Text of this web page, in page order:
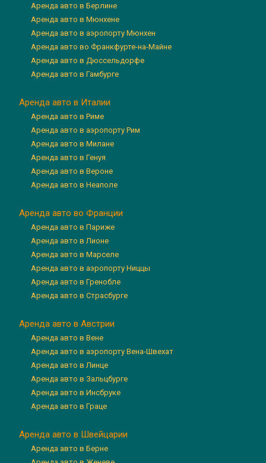
Аренда авто в Берлине
Аренда авто в Мюнхене
Аренда авто в аэропорту Мюнхен
Аренда авто во Франкфурте-на-Майне
Аренда авто в Дюссельдорфе
Аренда авто в Гамбурге
Аренда авто в Италии
Аренда авто в Риме
Аренда авто в аэропорту Рим
Аренда авто в Милане
Аренда авто в Генуя
Аренда авто в Вероне
Аренда авто в Неаполе
Аренда авто во Франции
Аренда авто в Париже
Аренда авто в Лионе
Аренда авто в Марселе
Аренда авто в аэропорту Ниццы
Аренда авто в Гренобле
Аренда авто в Страсбурге
Аренда авто в Австрии
Аренда авто в Вене
Аренда авто в аэропорту Вена-Швехат
Аренда авто в Линце
Аренда авто в Зальцбурге
Аренда авто в Инсбруке
Аренда авто в Граце
Аренда авто в Швейцарии
Аренда авто в Берне